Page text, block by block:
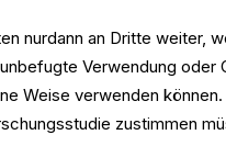
nurdann an Dritte
Verwendung
Weise verwenden
zustimmen